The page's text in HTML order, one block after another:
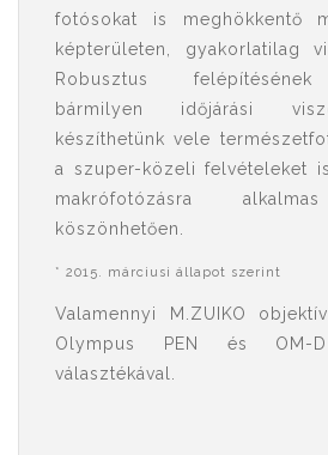
fotósokat is meghökkentő
képterületen, gyakorlatilag
Robusztus felépítésének
bármilyen időjárási
készíthetünk vele
a szuper-közeli felvételeket
makrófotózásra
köszönhetően.
* 2015. márciusi állapot szerint
Valamennyi M.ZUIKO
Olympus PEN és OM-
választékával.